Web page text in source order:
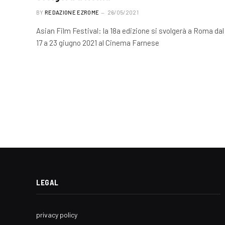
BY REDAZIONE EZROME 26/05/2021
Asian Film Festival: la 18a edizione si svolgerà a Roma dal
17 a 23 giugno 2021 al Cinema Farnese
LEGAL
privacy policy